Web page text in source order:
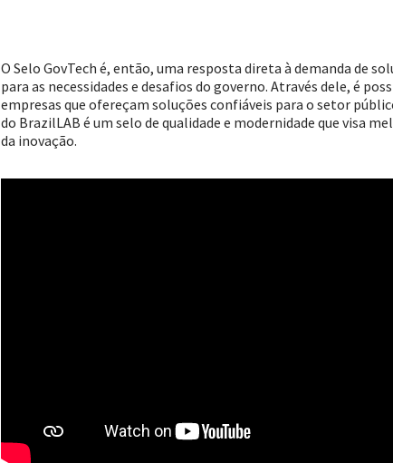
O Selo GovTech é, então, uma resposta direta à demanda de
para as necessidades e desafios do governo. Através dele, é
empresas que ofereçam soluções confiáveis para o setor
do BrazilLAB é um selo de qualidade e modernidade que visa
da inovação.